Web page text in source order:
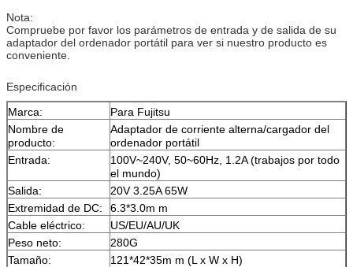
Nota:
Compruebe por favor los parámetros de entrada y de salida de su
adaptador del ordenador portátil para ver si nuestro producto es
conveniente.
Especificación
Marca:
Para Fujitsu
Nombre de
producto:
Adaptador de corriente alterna/cargador del
ordenador portátil
Entrada:
100V~240V, 50~60Hz, 1.2A (trabajos por todo
el mundo)
Salida:
20V 3.25A 65W
Extremidad de DC:
6.3*3.0m m
Cable eléctrico:
US/EU/AU/UK
Peso neto:
280G
Tamaño:
121*42*35m m (L x W x H)